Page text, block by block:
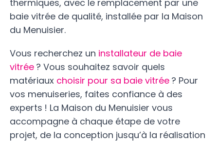
thermiques, avec le remplacement par une
baie vitrée de qualité, installée par la Maison
du Menuisier.
Vous recherchez un installateur de baie
vitrée ? Vous souhaitez savoir quels
matériaux choisir pour sa baie vitrée ? Pour
vos menuiseries, faites confiance à des
experts ! La Maison du Menuisier vous
accompagne à chaque étape de votre
projet, de la conception jusqu’à la réalisation